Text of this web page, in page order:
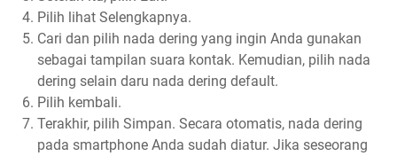
Pilih lihat Selengkapnya.
Cari dan pilih nada dering yang ingin Anda gunakan
sebagai tampilan suara kontak. Kemudian, pilih nada
dering selain daru nada dering default.
Pilih kembali.
Terakhir, pilih Simpan. Secara otomatis, nada dering
pada smartphone Anda sudah diatur. Jika seseorang